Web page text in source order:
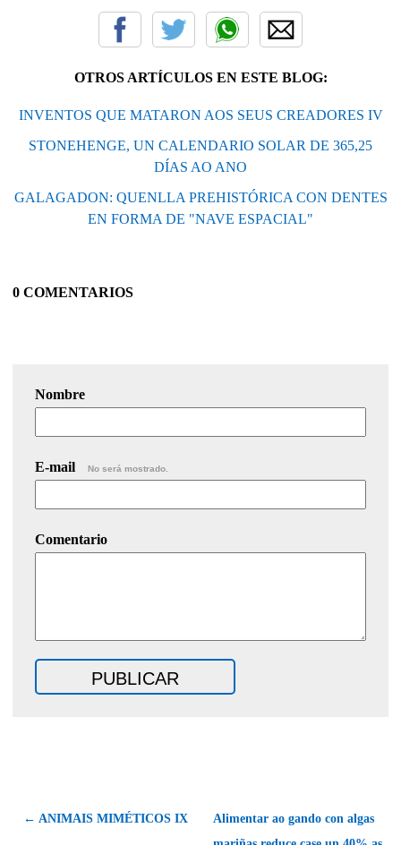
OTROS ARTÍCULOS EN ESTE BLOG:
INVENTOS QUE MATARON AOS SEUS CREADORES IV
STONEHENGE, UN CALENDARIO SOLAR DE 365,25
DÍAS AO ANO
GALAGADON: QUENLLA PREHISTÓRICA CON DENTES
EN FORMA DE "NAVE ESPACIAL"
0 COMENTARIOS
Nombre
E-mail No será mostrado.
Comentario
← ANIMAIS MIMÉTICOS IX
Alimentar ao gando con algas